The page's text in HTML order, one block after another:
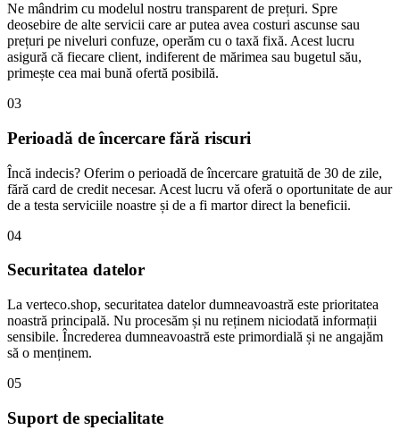
Ne mândrim cu modelul nostru transparent de prețuri. Spre
deosebire de alte servicii care ar putea avea costuri ascunse sau
prețuri pe niveluri confuze, operăm cu o taxă fixă. Acest lucru
asigură că fiecare client, indiferent de mărimea sau bugetul său,
primește cea mai bună ofertă posibilă.
03
Perioadă de încercare fără riscuri
Încă indecis? Oferim o perioadă de încercare gratuită de 30 de zile,
fără card de credit necesar. Acest lucru vă oferă o oportunitate de aur
de a testa serviciile noastre și de a fi martor direct la beneficii.
04
Securitatea datelor
La verteco.shop, securitatea datelor dumneavoastră este prioritatea
noastră principală. Nu procesăm și nu reținem niciodată informații
sensibile. Încrederea dumneavoastră este primordială și ne angajăm
să o menținem.
05
Suport de specialitate